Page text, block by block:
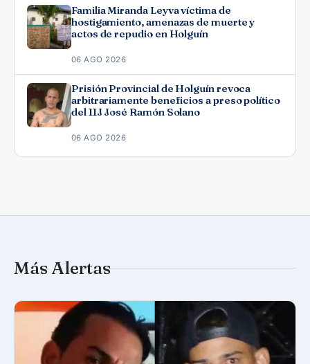
Familia Miranda Leyva víctima de
hostigamiento, amenazas de muerte y
actos de repudio en Holguín
06 AGO 2026
Prisión Provincial de Holguín revoca
arbitrariamente beneficios a preso político
del 11J José Ramón Solano
06 AGO 2026
Más Alertas